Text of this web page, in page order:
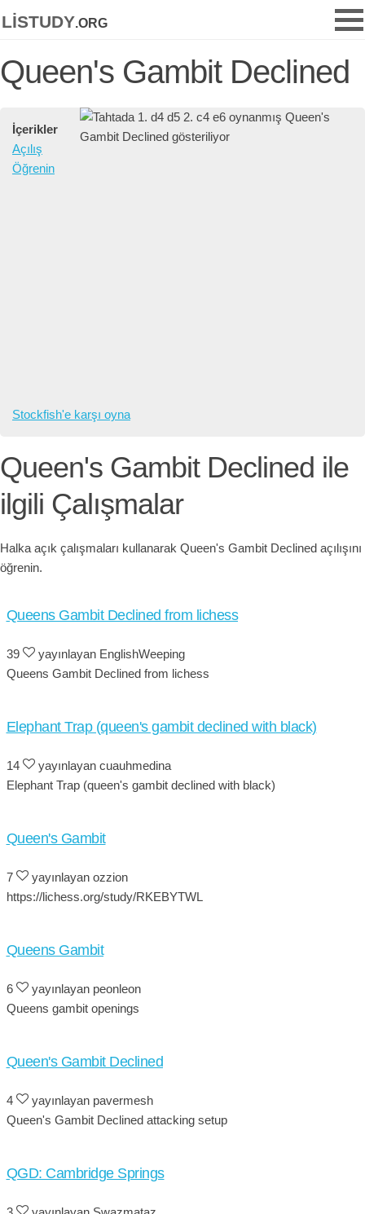
listudy.org
Queen's Gambit Declined
İçerikler
Açılış
Öğrenin
Stockfish'e karşı oyna
Queen's Gambit Declined ile
ilgili Çalışmalar
Halka açık çalışmaları kullanarak Queen's Gambit Declined açılışını
öğrenin.
Queens Gambit Declined from lichess
39
yayınlayan EnglishWeeping
Queens Gambit Declined from lichess
Elephant Trap (queen's gambit declined with black)
14
yayınlayan cuauhmedina
Elephant Trap (queen's gambit declined with black)
Queen's Gambit
7
yayınlayan ozzion
https://lichess.org/study/RKEBYTWL
Queens Gambit
6
yayınlayan peonleon
Queens gambit openings
Queen's Gambit Declined
4
yayınlayan pavermesh
Queen's Gambit Declined attacking setup
QGD: Cambridge Springs